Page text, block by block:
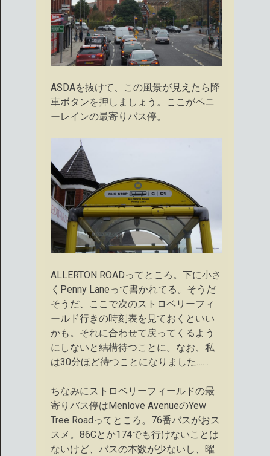
ASDAを抜けて、この風景が見えたら降
車ボタンを押しましょう。ここがペニ
ーレインの最寄りバス停。
ALLERTON ROADってところ。下に小さ
くPenny Laneって書かれてる。そうだ
そうだ、ここで次のストロベリーフィ
ールド行きの時刻表を見ておくといい
かも。それに合わせて戻ってくるよう
にしないと結構待つことに。なお、私
は30分ほど待つことになりました……
ちなみにストロベリーフィールドの最
寄りバス停はMenlove AvenueのYew
Tree Roadってところ。76番バスがおス
スメ。86Cとか174でも行けないことは
ないけど、バスの本数が少ないし、曜